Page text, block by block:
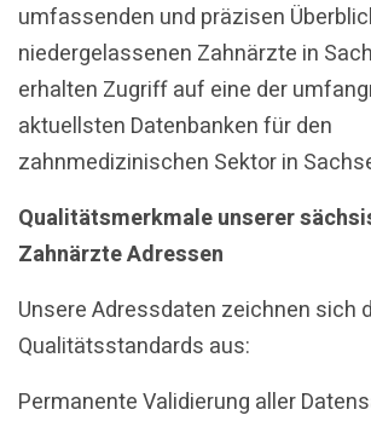
umfassenden und präzisen
niedergelassenen Zahnärzte in
erhalten Zugriff auf eine der
aktuellsten Datenbanken für den
zahnmedizinischen Sektor in
Qualitätsmerkmale unserer
Zahnärzte Adressen
Unsere Adressdaten zeichnen sich
Qualitätsstandards aus:
Permanente Validierung aller